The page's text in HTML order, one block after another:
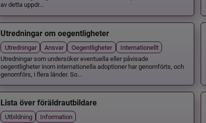
av detta uppdr...
Utredningar om oegentligheter
Utredningar Ansvar Oegentligheter
Internationellt
Utredningar som undersöker eventuella eller påvisade
oegentligheter inom internationella adoptioner har genomförts, och
genomförs, i flera länder. So...
Lista över föräldrautbildare
Utbildning
Information